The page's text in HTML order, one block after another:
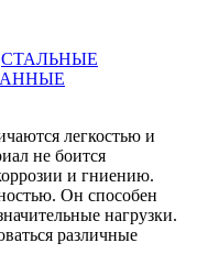
СТАЛЬНЫЕ
легкостью и
не боится
и гниению.
Он способен
нагрузки.
различные